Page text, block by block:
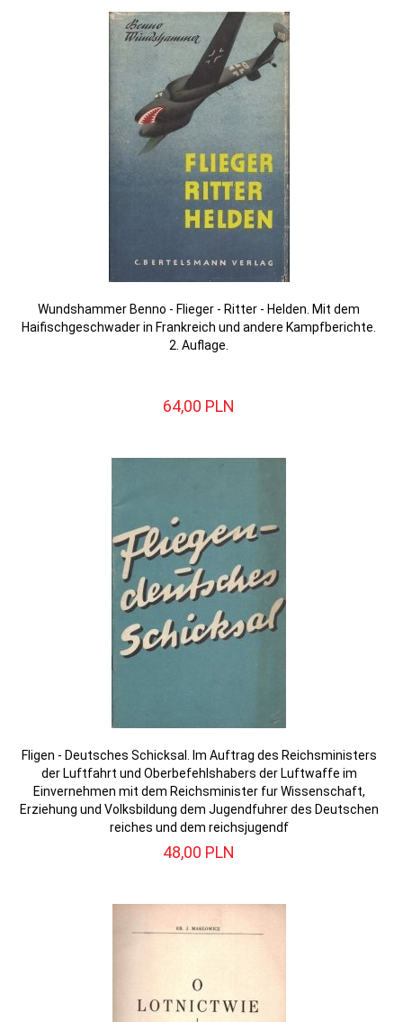
Wundshammer Benno - Flieger - Ritter - Helden. Mit dem
Haifischgeschwader in Frankreich und andere Kampfberichte.
2. Auflage.
64,00 PLN
Fligen - Deutsches Schicksal. Im Auftrag des Reichsministers
der Luftfahrt und Oberbefehlshabers der Luftwaffe im
Einvernehmen mit dem Reichsminister fur Wissenschaft,
Erziehung und Volksbildung dem Jugendfuhrer des Deutschen
reiches und dem reichsjugendf
48,00 PLN